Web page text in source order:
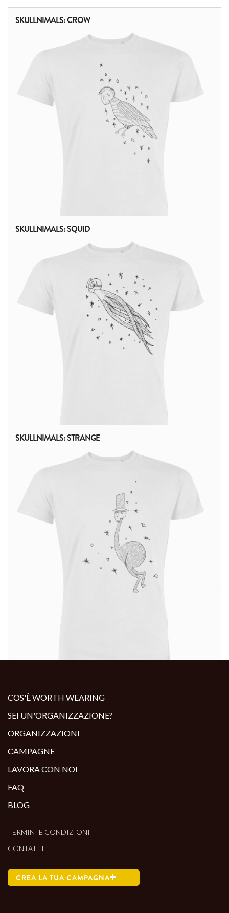
SKULLNIMALS: CROW
SKULLNIMALS: SQUID
SKULLNIMALS: STRANGE
COS'È WORTH WEARING
SEI UN'ORGANIZZAZIONE?
ORGANIZZAZIONI
CAMPAGNE
LAVORA CON NOI
FAQ
BLOG
TERMINI E CONDIZIONI
CONTATTI
CREA LA TUA CAMPAGNA